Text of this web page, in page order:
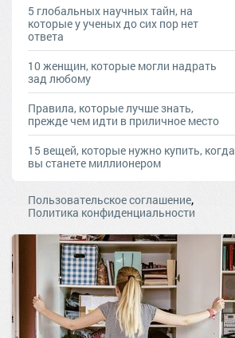
5 глобальных научных тайн, на
которые у ученых до сих пор нет
ответа
10 женщин, которые могли надрать
зад любому
Правила, которые лучше знать,
прежде чем идти в приличное место
15 вещей, которые нужно купить, когда
вы станете миллионером
Пользовательское соглашение,
Политика конфиденциальности